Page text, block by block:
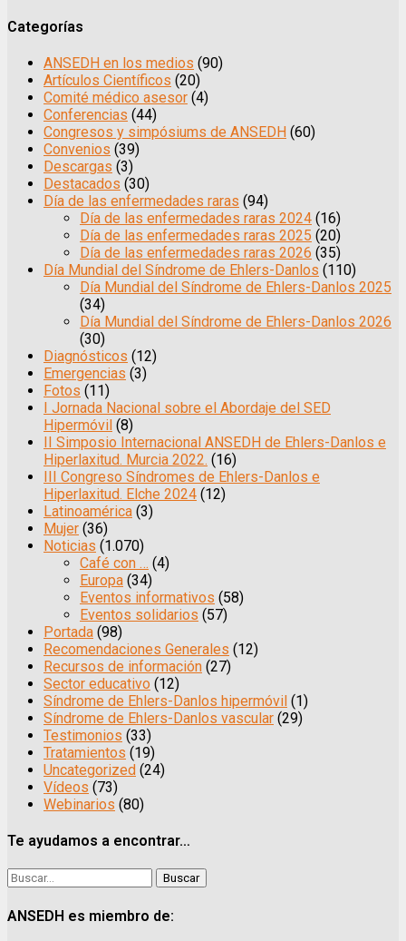
Categorías
ANSEDH en los medios (90)
Artículos Científicos (20)
Comité médico asesor (4)
Conferencias (44)
Congresos y simpósiums de ANSEDH (60)
Convenios (39)
Descargas (3)
Destacados (30)
Día de las enfermedades raras (94)
Día de las enfermedades raras 2024 (16)
Día de las enfermedades raras 2025 (20)
Día de las enfermedades raras 2026 (35)
Día Mundial del Síndrome de Ehlers-Danlos (110)
Día Mundial del Síndrome de Ehlers-Danlos 2025
(34)
Día Mundial del Síndrome de Ehlers-Danlos 2026
(30)
Diagnósticos (12)
Emergencias (3)
Fotos (11)
I Jornada Nacional sobre el Abordaje del SED
Hipermóvil (8)
II Simposio Internacional ANSEDH de Ehlers-Danlos e
Hiperlaxitud. Murcia 2022. (16)
III Congreso Síndromes de Ehlers-Danlos e
Hiperlaxitud. Elche 2024 (12)
Latinoamérica (3)
Mujer (36)
Noticias (1.070)
Café con … (4)
Europa (34)
Eventos informativos (58)
Eventos solidarios (57)
Portada (98)
Recomendaciones Generales (12)
Recursos de información (27)
Sector educativo (12)
Síndrome de Ehlers-Danlos hipermóvil (1)
Síndrome de Ehlers-Danlos vascular (29)
Testimonios (33)
Tratamientos (19)
Uncategorized (24)
Vídeos (73)
Webinarios (80)
Te ayudamos a encontrar…
Buscar:
ANSEDH es miembro de: